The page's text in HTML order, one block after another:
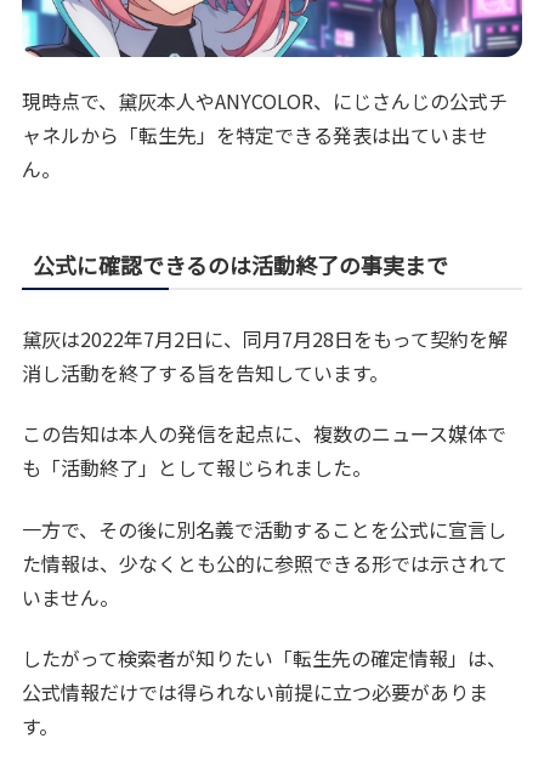
現時点で、黛灰本人やANYCOLOR、にじさんじの公式チ
ャネルから「転生先」を特定できる発表は出ていませ
ん。
公式に確認できるのは活動終了の事実まで
黛灰は2022年7月2日に、同月7月28日をもって契約を解
消し活動を終了する旨を告知しています。
この告知は本人の発信を起点に、複数のニュース媒体で
も「活動終了」として報じられました。
一方で、その後に別名義で活動することを公式に宣言し
た情報は、少なくとも公的に参照できる形では示されて
いません。
したがって検索者が知りたい「転生先の確定情報」は、
公式情報だけでは得られない前提に立つ必要がありま
す。